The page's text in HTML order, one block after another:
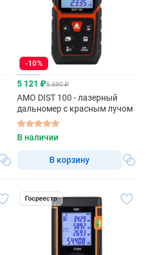
-10%
5 121 ₽5 690 ₽
AMO DIST 100 - лазерный
дальномер с красным лучом
В наличии
В корзину
Госреестр